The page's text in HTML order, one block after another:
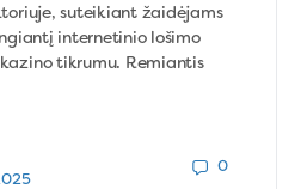
suteikiant žaidėjams
internetinio lošimo
tikrumu. Remiantis
0